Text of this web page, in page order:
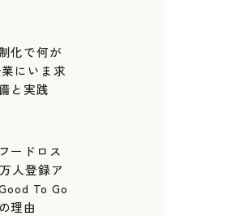
化で何が
にいま求
と実践
ードロス
人登録ア
To Go
理由